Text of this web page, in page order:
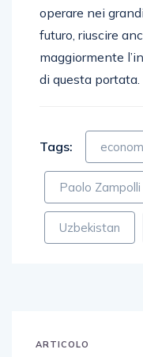
operare nei
futuro, riuscire
maggiormente
di questa portata.
Tags:
Paolo Zampolli
Uzbekistan
ARTICOLO